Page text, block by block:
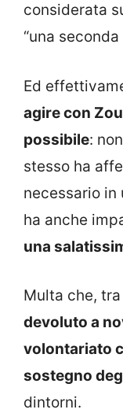
considerata
“una
Ed
agire con
possibile:
stesso ha
necessario
ha anche
una
Multa che, tra
devoluto a
volontariato
sostegno
dintorni.